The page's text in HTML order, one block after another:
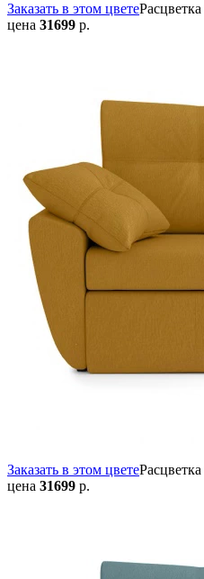
Заказать в этом цветеРасцветка
цена 31699 р.
Заказать в этом цветеРасцветка
цена 31699 р.